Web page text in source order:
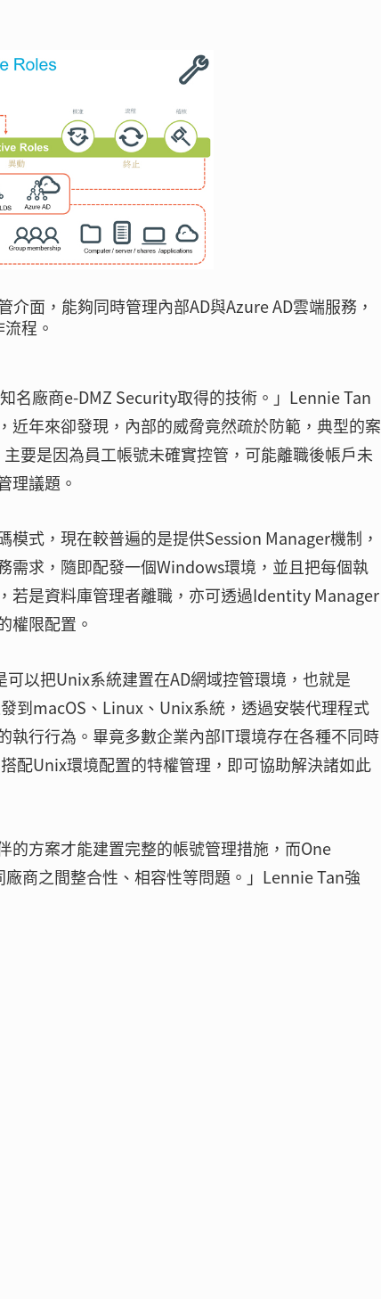
面，能夠同時管理內部AD與Azure AD雲端服務，
程。
名廠商e-DMZ Security取得的技術。」Lennie Tan
年來卻發現，內部的威脅竟然疏於防範，典型的案
要是因為員工帳號未確實控管，可能離職後帳戶未
理議題。
式，現在較普遍的是提供Session Manager機制，
需求，隨即配發一個Windows環境，並且把每個執
若是資料庫管理者離職，亦可透過Identity Manager
權限配置。
以把Unix系統建置在AD網域控管環境，也就是
到macOS、Linux、Unix系統，透過安裝代理程式
行行為。畢竟多數企業內部IT環境存在各種不同時
配Unix環境配置的特權管理，即可協助解決諸如此
的方案才能建置完整的帳號管理措施，而One
商之間整合性、相容性等問題。」Lennie Tan強